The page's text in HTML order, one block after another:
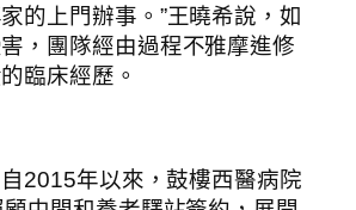
的上門辦事。”王曉希說，如
，團隊經由過程不雅摩進修
臨床經歷。
年以來，鼓樓西醫病院